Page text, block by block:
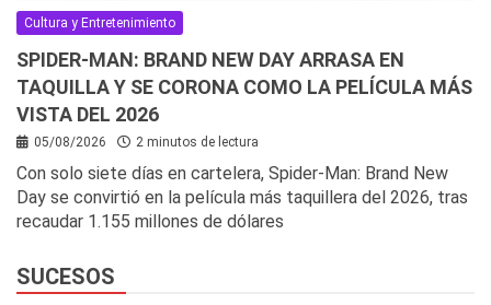
Cultura y Entretenimiento
SPIDER-MAN: BRAND NEW DAY ARRASA EN
TAQUILLA Y SE CORONA COMO LA PELÍCULA MÁS
VISTA DEL 2026
05/08/2026 2 minutos de lectura
Con solo siete días en cartelera, Spider-Man: Brand New
Day se convirtió en la película más taquillera del 2026, tras
recaudar 1.155 millones de dólares
SUCESOS